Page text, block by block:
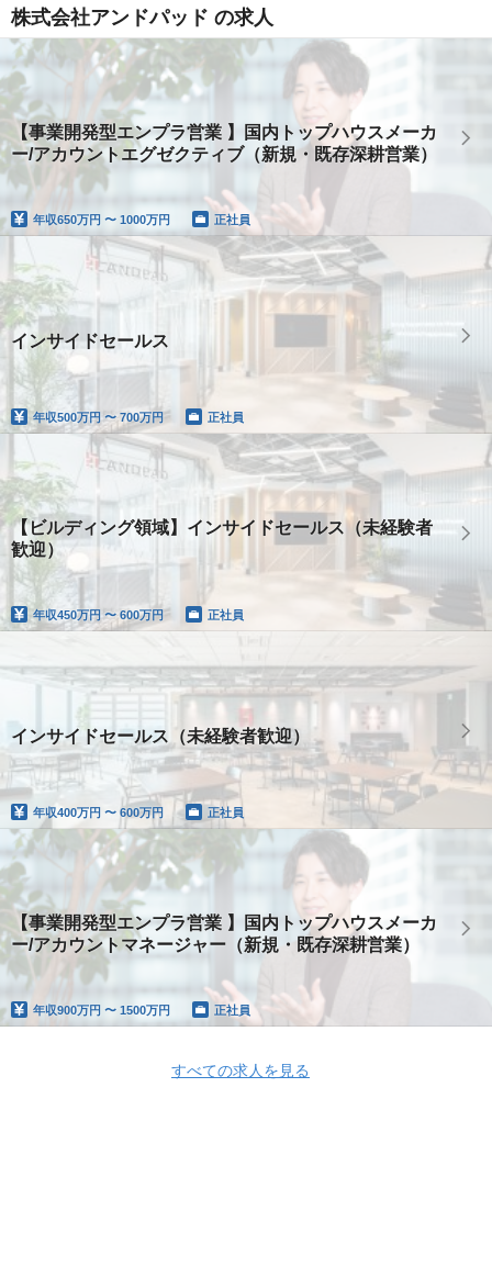
株式会社アンドパッド の求人
【事業開発型エンプラ営業 】国内トップハウスメーカ
ー/アカウントエグゼクティブ（新規・既存深耕営業）
年収650万円 〜 1000万円 正社員
インサイドセールス
年収500万円 〜 700万円 正社員
【ビルディング領域】インサイドセールス（未経験者
歓迎）
年収450万円 〜 600万円 正社員
インサイドセールス（未経験者歓迎）
年収400万円 〜 600万円 正社員
【事業開発型エンプラ営業 】国内トップハウスメーカ
ー/アカウントマネージャー（新規・既存深耕営業）
年収900万円 〜 1500万円 正社員
すべての求人を見る